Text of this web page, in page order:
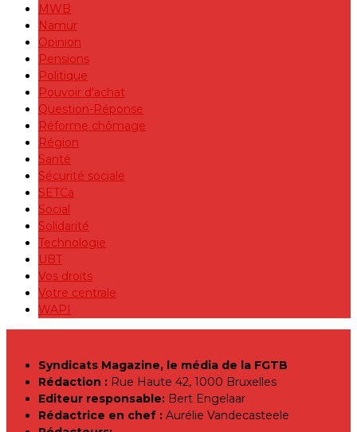
MWB
Namur
Opinion
Pensions
Politique
Pouvoir d'achat
Question-Réponse
Réforme chômage
Région
Santé
Sécurité sociale
SETCa
Social
Solidarité
Technologie
UBT
Vos droits
Votre centrale
WAPI
Syndicats Magazine, le média de la FGTB
Rédaction : Rue Haute 42, 1000 Bruxelles
Editeur responsable: Bert Engelaar
Rédactrice en chef : Aurélie Vandecasteele